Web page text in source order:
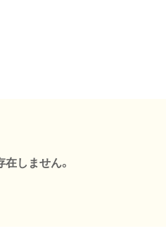
しません。